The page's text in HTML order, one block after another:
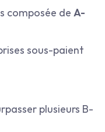
composée de A-
sous-paient
plusieurs B-